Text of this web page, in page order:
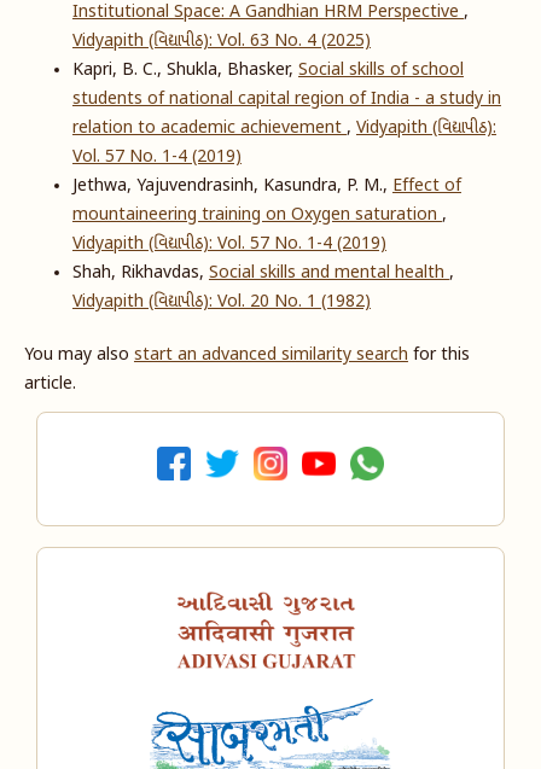
Institutional Space: A Gandhian HRM Perspective,
Vidyapith (વિદ્યાપીઠ): Vol. 63 No. 4 (2025)
Kapri, B. C., Shukla, Bhasker, Social skills of school
students of national capital region of India - a study in
relation to academic achievement, Vidyapith (વિદ્યાપીઠ):
Vol. 57 No. 1-4 (2019)
Jethwa, Yajuvendrasinh, Kasundra, P. M., Effect of
mountaineering training on Oxygen saturation,
Vidyapith (વિદ્યાપીઠ): Vol. 57 No. 1-4 (2019)
Shah, Rikhavdas, Social skills and mental health,
Vidyapith (વિદ્યાપીઠ): Vol. 20 No. 1 (1982)
You may also start an advanced similarity searchfor this
article.